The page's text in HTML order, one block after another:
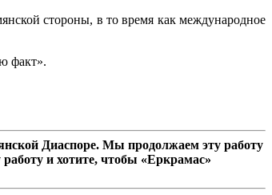
стороны, в то время как международное
факт».
Диаспоре. Мы продолжаем эту работу
и хотите, чтобы «Еркрамас»